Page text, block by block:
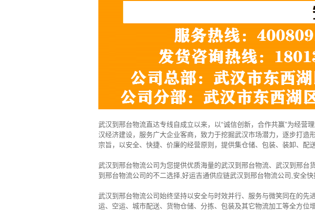
武汉到邢台物流直达专线自成立以来，以“诚信创新，合作共赢”为经营
汉经济建设，服务广大企业客商，致力于挖掘武汉市场潜力，逐步打
宗旨，以安全、快捷、价廉的经营原则，提供集仓储、包装、装卸、配
武汉到邢台物流公司为您提供优质海量的武汉到邢台物流、武汉到邢
到邢台物流公司的不二选择,好运吉通供应链武汉到邢台物流公司,安全
武汉到邢台物流公司始终坚持以安全与时效并行、服务与微笑同在的
运、空运、城市配送、货物仓储、分拣、包装及其它物流加工等全方位